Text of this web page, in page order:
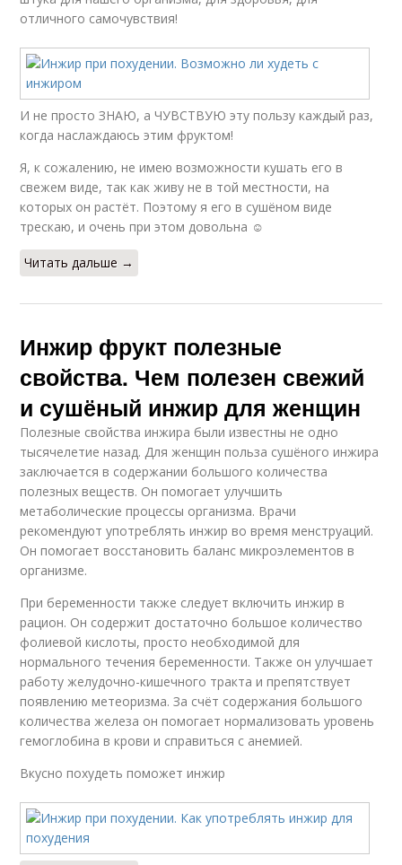
отличного самочувствия!
И не просто ЗНАЮ, а ЧУВСТВУЮ эту пользу каждый раз,
когда наслаждаюсь этим фруктом!
Я, к сожалению, не имею возможности кушать его в
свежем виде, так как живу не в той местности, на
которых он растёт. Поэтому я его в сушёном виде
трескаю, и очень при этом довольна ☺
Читать дальше →
Инжир фрукт полезные
свойства. Чем полезен свежий
и сушёный инжир для женщин
Полезные свойства инжира были известны не одно
тысячелетие назад. Для женщин польза сушёного инжира
заключается в содержании большого количества
полезных веществ. Он помогает улучшить
метаболические процессы организма. Врачи
рекомендуют употреблять инжир во время менструаций.
Он помогает восстановить баланс микроэлементов в
организме.
При беременности также следует включить инжир в
рацион. Он содержит достаточно большое количество
фолиевой кислоты, просто необходимой для
нормального течения беременности. Также он улучшает
работу желудочно-кишечного тракта и препятствует
появлению метеоризма. За счёт содержания большого
количества железа он помогает нормализовать уровень
гемоглобина в крови и справиться с анемией.
Вкусно похудеть поможет инжир